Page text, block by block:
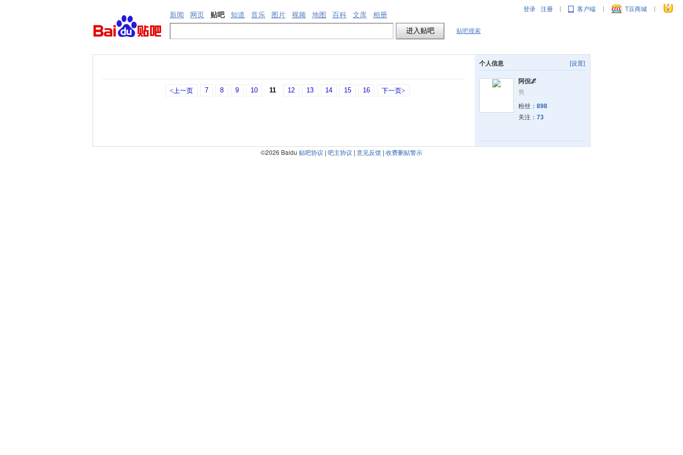
登录 注册 | 客户端 | T豆商城 |
新闻 网页 贴吧 知道 音乐 图片 视频 地图 百科 文库 相册
贴吧搜索
<上一页 7 8 9 10 11 12 13 14 15 16 下一页>
[设置]
个人信息
阿倪🌌
男
粉丝： 898
关注： 73
©2026 Baidu 贴吧协议 | 吧主协议 | 意见反馈 | 收费删贴警示